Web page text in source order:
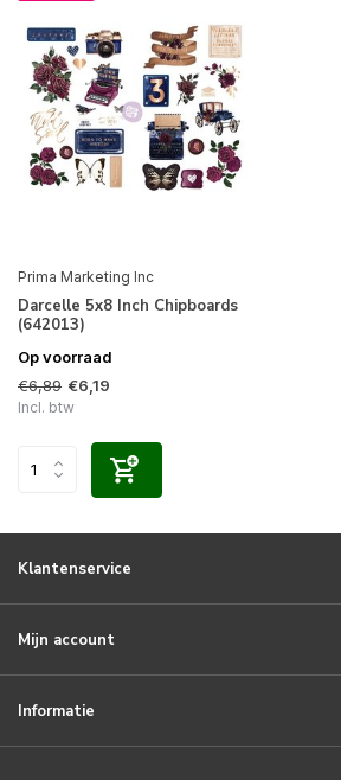
Prima Marketing Inc
Darcelle 5x8 Inch Chipboards
(642013)
Op voorraad
€6,89 €6,19
Incl. btw
Klantenservice
Mijn account
Informatie